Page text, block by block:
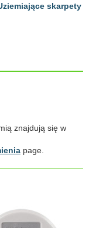
skarpety
znajdują się w
page.